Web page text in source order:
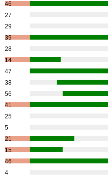
46
27
29
39
28
14
47
38
56
41
25
5
21
15
46
4